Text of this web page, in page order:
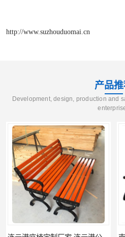
http://www.suzhouduomai.cn
产品
Development, design, production and